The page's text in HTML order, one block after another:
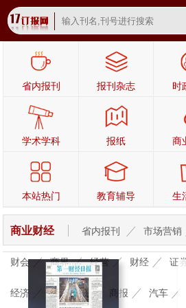
省内报刊 报刊杂志 时
学术学科 报纸 商
本站热门 教育辅导 生
商业财经 省内报刊 市场营销
财会 商界 经营 财经 证
经济 经济日报 商报 汽车